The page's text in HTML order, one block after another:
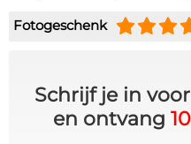
Fotogeschenk
Schrijf je in
en ontvang